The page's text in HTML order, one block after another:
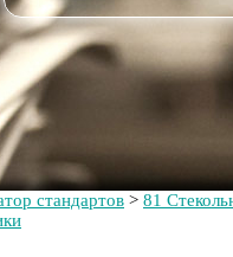
стандартов > 81